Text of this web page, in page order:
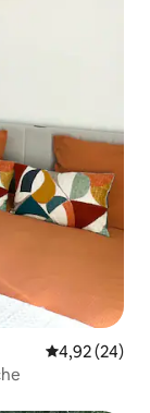
4,92 (24)